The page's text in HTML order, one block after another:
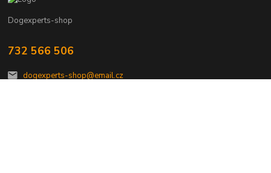
Dogexperts-shop
732 566 506
dogexperts-shop@email.cz